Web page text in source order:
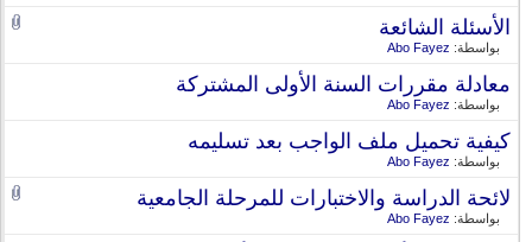
الأسئلة الشائعة
بواسطة:Abo Fayez
معادلة مقررات السنة الأولى المشتركة
بواسطة:Abo Fayez
كيفية تحميل ملف الواجب بعد تسليمه
بواسطة:Abo Fayez
لائحة الدراسة والاختبارات للمرحلة الجامعية
بواسطة:Abo Fayez